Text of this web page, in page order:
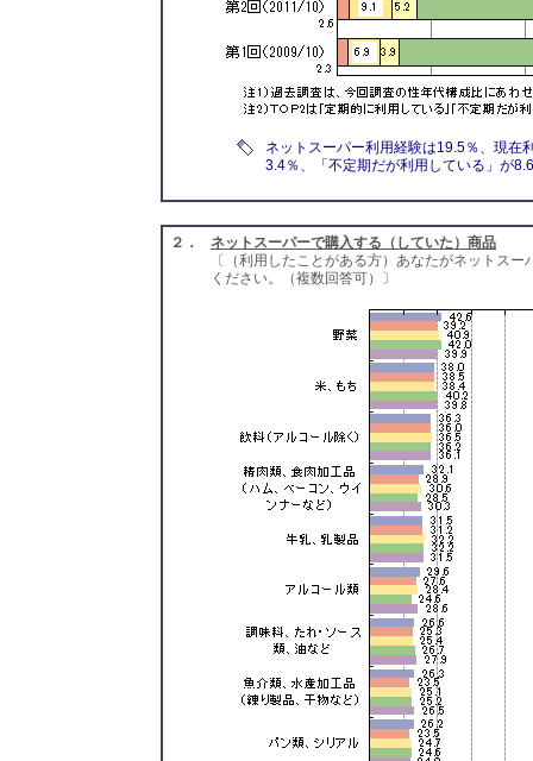
ネットスーパー利用経験は19.5％、現在
3.4％、「不定期だが利用している」が
２．
ネットスーパーで購入する（していた）商品
〔（利用したことがある方）あなたがネットス
ください。（複数回答可）〕